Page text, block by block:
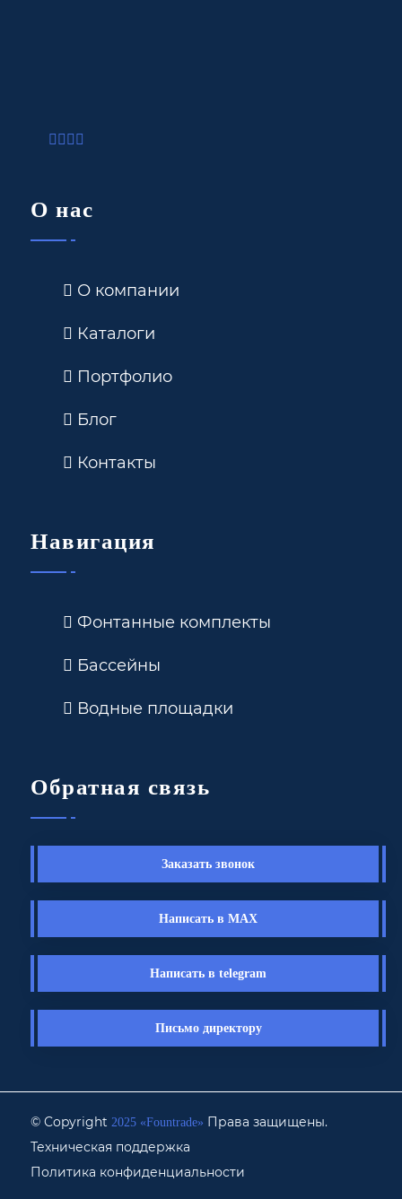
О нас
О компании
Каталоги
Портфолио
Блог
Контакты
Навигация
Фонтанные комплекты
Бассейны
Водные площадки
Обратная связь
Заказать звонок
Написать в MAX
Написать в telegram
Письмо директору
© Copyright2025 «Fоuntrade» Права защищены.
Техническая поддержка
Политика конфиденциальности